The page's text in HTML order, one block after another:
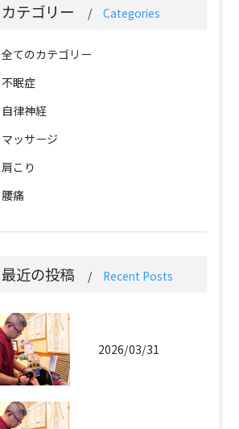
カテゴリー Categories
全てのカテゴリー
不眠症
自律神経
マッサージ
肩こり
腰痛
最近の投稿 Recent Posts
2026/03/31